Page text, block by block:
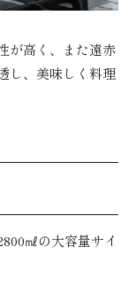
が高く、また遠赤
し、美味しく料理
㎖の大容量サイ